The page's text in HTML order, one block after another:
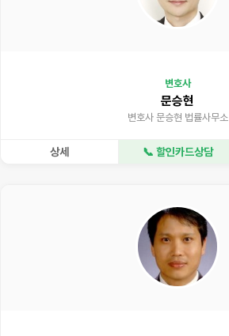
변호사
문승현
변호사 문승현 법률사무소
상세 📞 할인카드상담